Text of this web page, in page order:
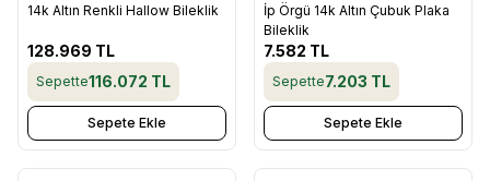
14k Altın Renkli Hallow Bileklik
128.969 TL
Sepette116.072 TL
Sepete Ekle
Favorilere Ekle
İp Örgü 14k Altın Çubuk Plaka
Bileklik
7.582 TL
Sepette7.203 TL
Sepete Ekle